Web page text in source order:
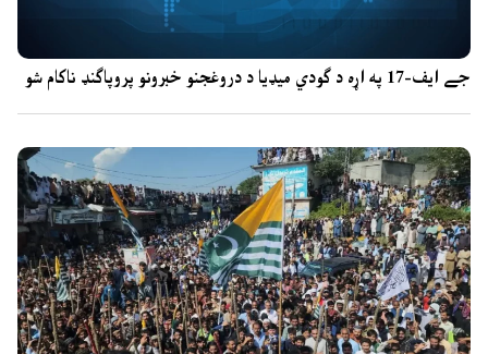
جے ایف-17 په اړه د ګودي میډیا د دروغجنو خبرونو پروپاګنډ ناکام شو